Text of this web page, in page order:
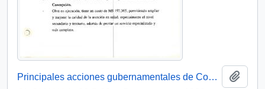
Principales acciones gubernamentales de Concepción entre 1990-1993